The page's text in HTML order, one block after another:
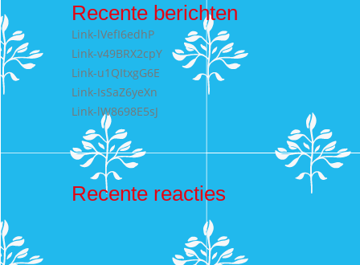
Recente berichten
Link-lVefI6edhP
Link-v49BRX2cpY
Link-u1QItxgG6E
Link-IsSaZ6yeXn
Link-lW8698E5sJ
Recente reacties